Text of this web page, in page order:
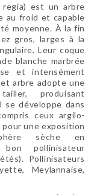
regia) est un arbre
au froid et capable
moyenne. À la fin
gros, larges à la
Leur coque
blanche marbrée
et intensément
arbre adopte une
produisant
se développe dans
ceux argilo-
une exposition
sèche en
pollinisateur
Pollinisateurs
Meylannaise,